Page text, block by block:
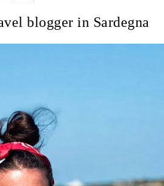
blogger in Sardegna